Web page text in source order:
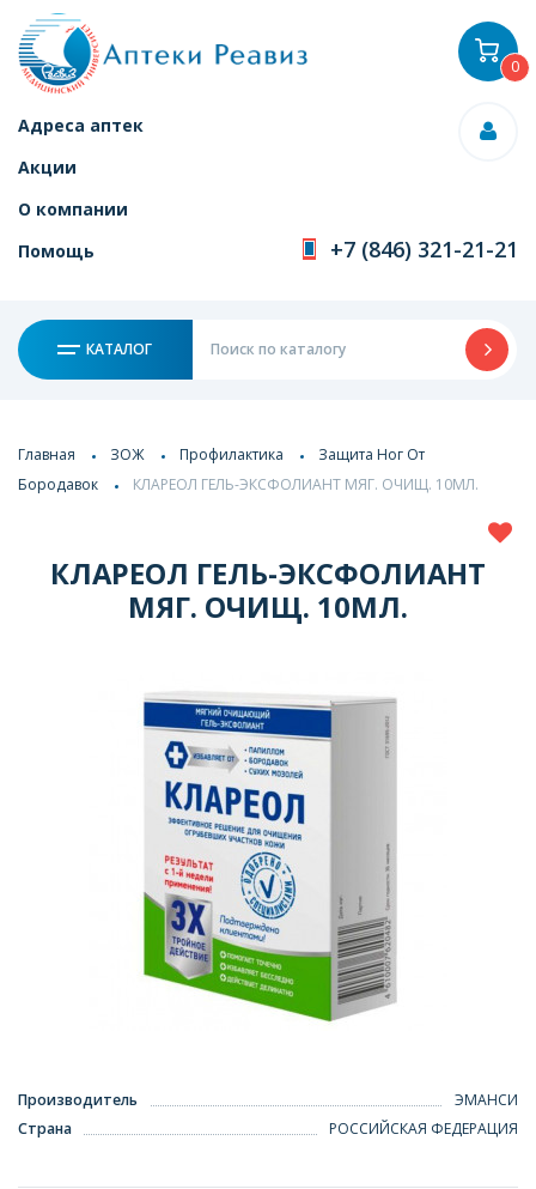
Адреса аптек
Акции
О компании
Помощь
+7 (846) 321-21-21
КАТАЛОГ
0
Главная ЗОЖ Профилактика
Защита Ног От
Бородавок
КЛАРЕОЛ ГЕЛЬ-ЭКСФОЛИАНТ МЯГ. ОЧИЩ. 10МЛ.
КЛАРЕОЛ ГЕЛЬ-ЭКСФОЛИАНТ
МЯГ. ОЧИЩ. 10МЛ.
Производитель
ЭМАНСИ
Страна
РОССИЙСКАЯ ФЕДЕРАЦИЯ